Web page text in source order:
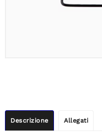
Descrizione Allegati